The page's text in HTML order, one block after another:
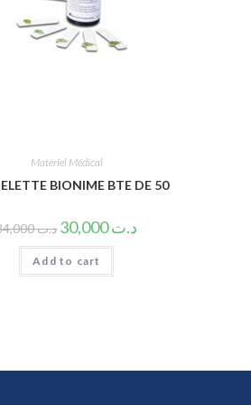
Matériel Médical
BIONIME BTE DE 50
د.ت34,000 د.ت30,000
Add to cart